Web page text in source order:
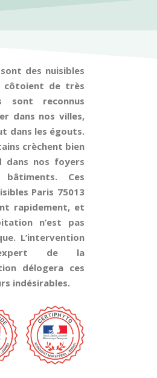
des nuisibles
côtoient de très
sont reconnus
dans nos villes,
dans les égouts.
crèchent bien
dans nos foyers
Ces
Paris 75013
rapidement, et
n’est pas
L’intervention
de la
délogera ces
indésirables.